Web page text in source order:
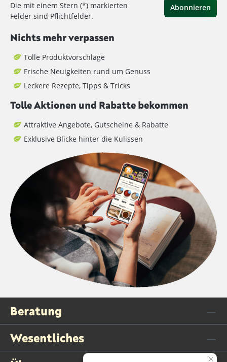
Die mit einem Stern (*) markierten
Felder sind Pflichtfelder.
Abonnieren
Nichts mehr verpassen
Tolle Produktvorschläge
Frische Neuigkeiten rund um Genuss
Leckere Rezepte, Tipps & Tricks
Tolle Aktionen und Rabatte bekommen
Attraktive Angebote, Gutscheine & Rabatte
Exklusive Blicke hinter die Kulissen
Beratung
Wesentliches